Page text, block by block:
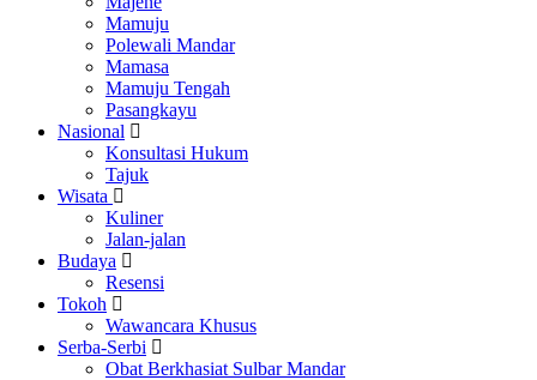
Mamuju
Polewali Mandar
Mamasa
Mamuju Tengah
Pasangkayu
Nasional
Konsultasi Hukum
Tajuk
Wisata
Kuliner
Jalan-jalan
Budaya
Resensi
Tokoh
Wawancara Khusus
Serba-Serbi
Obat Berkhasiat Sulbar Mandar